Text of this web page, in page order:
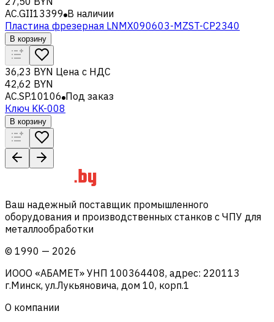
AC.GII13399 В наличии
Пластина фрезерная LNMX090603-MZST-CP2340
В корзину
36,23 BYN Цена с НДС
42,62 BYN
AC.SP.10106 Под заказ
Ключ KK-008
В корзину
Ваш надежный поставщик промышленного
оборудования и производственных станков с ЧПУ для
металлообработки
© 1990 — 2026
ИООО «АБАМЕТ» УНП 100364408, адрес: 220113
г.Минск, ул.Лукьяновича, дом 10, корп.1
О компании